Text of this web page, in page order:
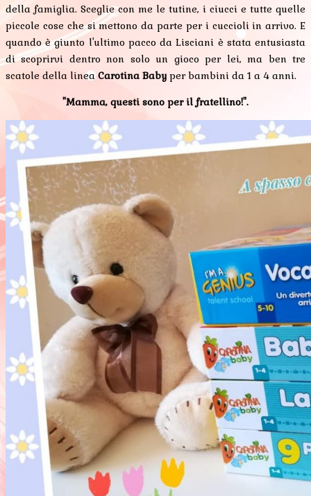
della famiglia. Sceglie con me le tutine, i ciucci e tutte quelle
piccole cose che si mettono da parte per i cuccioli in arrivo. E
quando è giunto l'ultimo pacco da Lisciani è stata entusiasta
di scoprirvi dentro non solo un gioco per lei, ma ben tre
scatole della linea Carotina Baby per bambini da 1 a 4 anni.
"Mamma, questi sono per il fratellino!".